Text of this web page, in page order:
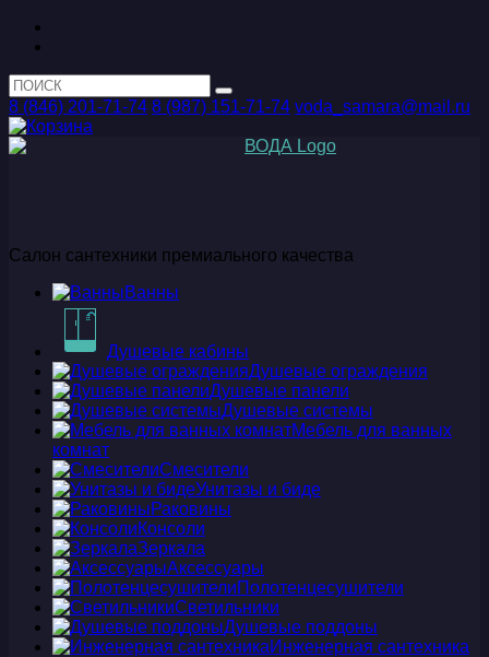
8 (846) 201-71-74 8 (987) 151-71-74 voda_samara@mail.ru
Салон сантехники премиального качества
Ванны
Душевые кабины
Душевые ограждения
Душевые панели
Душевые системы
Мебель для ванных
комнат
Смесители
Унитазы и биде
Раковины
Консоли
Зеркала
Аксессуары
Полотенцесушители
Светильники
Душевые поддоны
Инженерная сантехника